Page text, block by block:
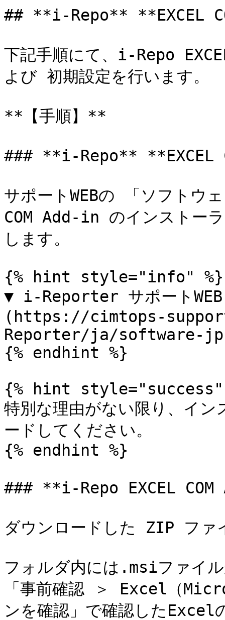
## **i-Repo** **EXCEL
下記手順にて、i-Repo
よび 初期設定を行います。
**【手順】**
### **i-Repo** **EXCEL
サポートWEBの 「ソフトウ
COM Add-in のインストー
します。
{% hint style="info" %}
▼ i-Reporter サポート
(https://cimtops-
Reporter/ja/software-
{% endhint %}
{% hint style="success"
特別な理由がない限り、イン
ードしてください。
{% endhint %}
### **i-Repo EXCEL
ダウンロードした ZIP ファ
フォルダ内には.msiファイ
「事前確認 ＞ Excel（
ンを確認」で確認したExcel